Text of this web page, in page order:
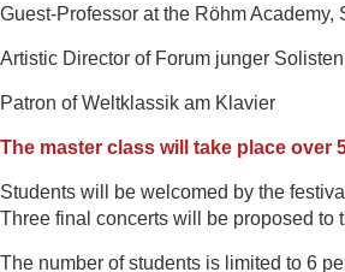
Guest-Professor at the Röhm Academy,
Artistic Director of Forum junger Solisten
Patron of Weltklassik am Klavier
The master class will take place over
Students will be welcomed by the
Three final concerts will be proposed
The number of students is limited to 6